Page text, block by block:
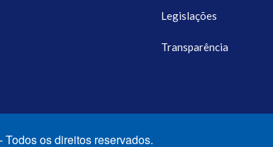
Legislações
Transparência
os direitos reservados.